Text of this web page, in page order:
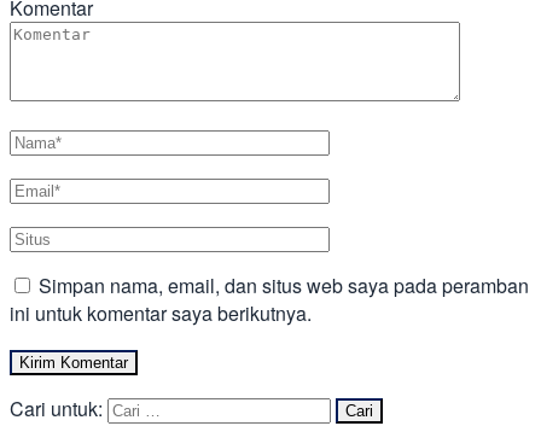
Komentar
Simpan nama, email, dan situs web saya pada peramban
ini untuk komentar saya berikutnya.
Cari untuk: